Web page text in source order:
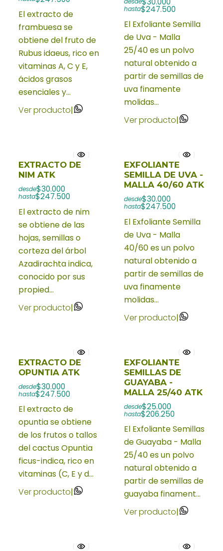
El extracto de
frambuesa se
obtiene del fruto de
Rubus idaeus, rico en
vitaminas A, C y E,
ácidos grasos
esenciales y...
Ver producto|
hasta$247.500
El Exfoliante Semilla
de Uva - Malla
25/40 es un polvo
natural obtenido a
partir de semillas de
uva finamente
molidas...
Ver producto|
EXTRACTO DE
NIM ATK
desde$30.000
hasta$247.500
El extracto de nim
se obtiene de las
hojas, semillas o
corteza del árbol
Azadirachta indica,
conocido por sus
propied...
Ver producto|
EXFOLIANTE
SEMILLA DE UVA -
MALLA 40/60 ATK
desde$30.000
hasta$247.500
El Exfoliante Semilla
de Uva - Malla
40/60 es un polvo
natural obtenido a
partir de semillas de
uva finamente
molidas...
Ver producto|
EXTRACTO DE
OPUNTIA ATK
desde$30.000
hasta$247.500
El extracto de
opuntia se obtiene
de los frutos o tallos
del cactus Opuntia
ficus-indica, rico en
vitaminas (C, E y d...
Ver producto|
EXFOLIANTE
SEMILLAS DE
GUAYABA -
MALLA 25/40 ATK
desde$25.000
hasta$206.250
El Exfoliante Semillas
de Guayaba - Malla
25/40 es un polvo
natural obtenido a
partir de semillas de
guayaba finament...
Ver producto|